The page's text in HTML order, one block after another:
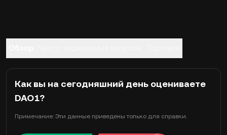
Как вы на сегодняшний день оцениваете
DAO1?
Примечание: Эти данные приведены только для справки.